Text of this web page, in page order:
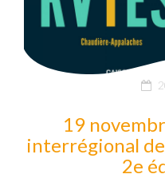
19
interrégional de
2e